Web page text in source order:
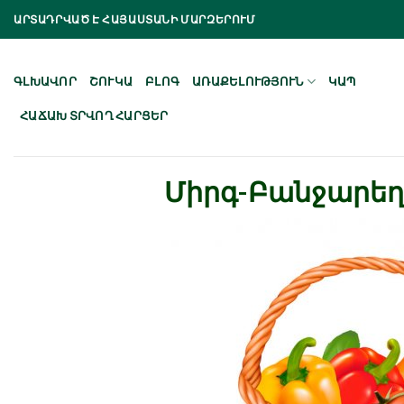
Skip
ԱՐՏԱԴՐՎԱԾ Է ՀԱՅԱՍՏԱՆԻ ՄԱՐԶԵՐՈՒՄ
ԳԼԽԱՎՈՐ ՇՈՒԿԱ ԲԼՈԳ ԱՌԱՔԵԼՈՒԹՅՈՒՆ ԿԱՊ
ՀԱՃԱԽ ՏՐՎՈՂ ՀԱՐՑԵՐ
Միրգ-